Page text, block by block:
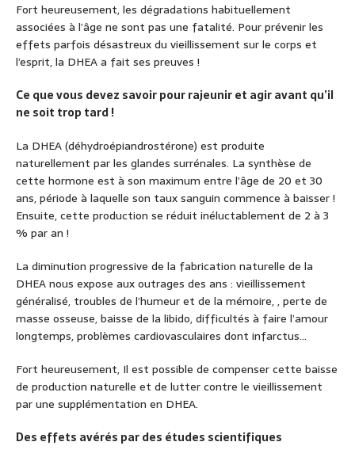
Fort heureusement, les dégradations habituellement
associées à l’âge ne sont pas une fatalité. Pour prévenir les
effets parfois désastreux du vieillissement sur le corps et
l’esprit, la DHEA a fait ses preuves !
Ce que vous devez savoir pour rajeunir et agir avant qu’il
ne soit trop tard !
La DHEA (déhydroépiandrostérone) est produite
naturellement par les glandes surrénales. La synthèse de
cette hormone est à son maximum entre l’âge de 20 et 30
ans, période à laquelle son taux sanguin commence à baisser !
Ensuite, cette production se réduit inéluctablement de 2 à 3
% par an !
La diminution progressive de la fabrication naturelle de la
DHEA nous expose aux outrages des ans : vieillissement
généralisé, troubles de l’humeur et de la mémoire, , perte de
masse osseuse, baisse de la libido, difficultés à faire l’amour
longtemps, problèmes cardiovasculaires dont infarctus…
Fort heureusement, Il est possible de compenser cette baisse
de production naturelle et de lutter contre le vieillissement
par une supplémentation en DHEA.
Des effets avérés par des études scientifiques